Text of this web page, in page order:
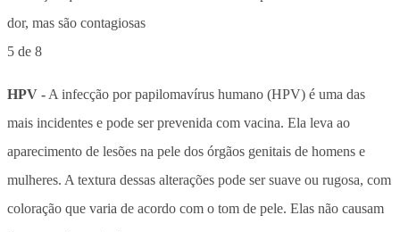
5 de 8
HPV - A infecção por papilomavírus humano (HPV) é uma das
mais incidentes e pode ser prevenida com vacina. Ela leva ao
aparecimento de lesões na pele dos órgãos genitais de homens e
mulheres. A textura dessas alterações pode ser suave ou rugosa, com
coloração que varia de acordo com o tom de pele. Elas não causam